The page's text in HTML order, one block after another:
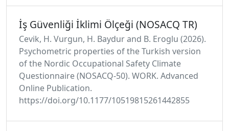
İş Güvenliği İklimi Ölçeği (NOSACQ TR)
Cevik, H. Vurgun, H. Baydur and B. Eroglu (2026).
Psychometric properties of the Turkish version
of the Nordic Occupational Safety Climate
Questionnaire (NOSACQ-50). WORK. Advanced
Online Publication.
https://doi.org/10.1177/10519815261442855